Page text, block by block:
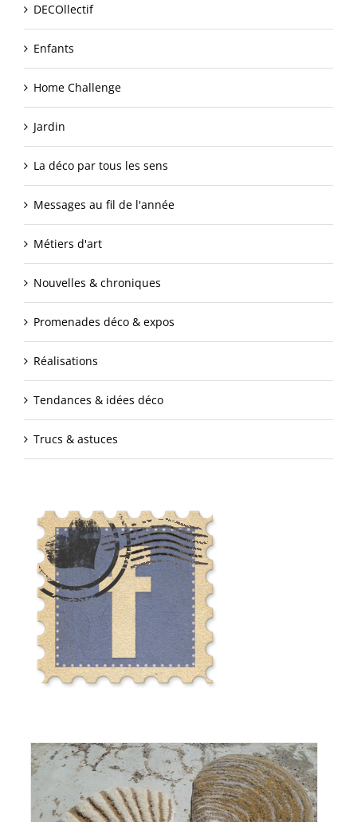
DECOllectif
Enfants
Home Challenge
Jardin
La déco par tous les sens
Messages au fil de l'année
Métiers d'art
Nouvelles & chroniques
Promenades déco & expos
Réalisations
Tendances & idées déco
Trucs & astuces